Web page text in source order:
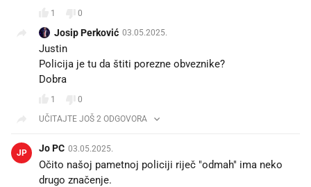
1 0
Josip Perković 03.05.2025.
Justin
Policija je tu da štiti porezne obveznike?
Dobra😂
1
0
UČITAJTE JOŠ 2 ODGOVORA
JP Jo PC 03.05.2025.
Očito našoj pametnoj policiji riječ "odmah" ima neko
drugo značenje.